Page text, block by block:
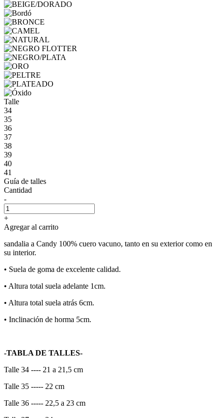
Talle
34
35
36
37
38
39
40
41
Guía de talles
Cantidad
-
+
Agregar al carrito
sandalia a Candy 100% cuero vacuno, tanto en su exterior como en
su interior.
•⁠ ⁠Suela de goma de excelente calidad.
•⁠ ⁠Altura total suela adelante 1cm.
•⁠ ⁠Altura total suela atrás 6cm.
•⁠ ⁠Inclinación de horma 5cm.
-TABLA DE TALLES-
Talle 34 ---- 21 a 21,5 cm
Talle 35 ----- 22 cm
Talle 36 ----- 22,5 a 23 cm